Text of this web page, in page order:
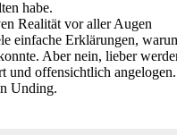
habe.
Realität vor aller Augen
einfache Erklärungen,
Aber nein, lieber
und offensichtlich angelogen.
Unding.